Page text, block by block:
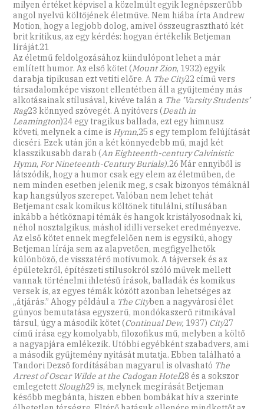
milyen értéket képvisel a közelmúlt egyik legnépszerűbb
angol nyelvű költőjének életműve. Nem hiába írta Andrew
Motion, hogy a legjobb dolog, amivel összeugrasztható két
brit kritikus, az egy kérdés: hogyan értékelik Betjeman
líráját.21
Az életmű feldolgozásához kiindulópont lehet a már
említett humor. Az első kötet (Mount Zion, 1932) egyik
darabja tipikusan ezt vetíti előre. A The City22 című vers
társadalomképe viszont ellentétben áll a gyűjtemény más
alkotásainak stílusával, kivéve talán a The ’Varsity Students’
Rag23 könnyed szövegét. A nyitóvers (Death in
Leamington)24 egy tragikus ballada, ezt egy himnusz
követi, melynek a címe is Hymn,25 s egy templom felújítását
dicséri. Ezek után jön a két könnyedebb mű, majd két
klasszikusabb darab (An Eighteenth-century Calvinistic
Hymn, For Nineteenth-Century Burials).26 Már ennyiből is
látszódik, hogy a humor csak egy elem az életműben, de
nem minden esetben jelenik meg, s csak bizonyos témáknál
kap hangsúlyos szerepet. Valóban nem lehet tehát
Betjemant csak komikus költőnek titulálni, stílusában
inkább a hétköznapi témák és hangok kristályosodnak ki,
néhol nosztalgikus, máshol idilli verseket eredményezve.
Az első kötet ennek megfelelően nem is egysíkú, ahogy
Betjeman lírája sem az alapvetően, megfigyelhetők
különböző, de visszatérő motívumok. A tájversek és az
épületekről, építészeti stílusokról szóló művek mellett
vannak történelmi ihletésű írások, balladák és komikus
versek is, az egyes témák között azonban lehetséges az
„átjárás.” Ahogy például a The Cityben a nagyvárosi élet
gúnyos bemutatása egyszerű, mondókaszerű ritmikával
társul, úgy a második kötet (Continual Dew, 1937) City27
című írása egy komolyabb, filozofikus mű, melyben a költő
a nagyapjára emlékezik. Utóbbi egyébként szabadvers, ami
a második gyűjtemény nyitását mutatja. Ebben található a
Tandori Dezső fordításában magyarul is olvasható The
Arrest of Oscar Wilde at the Cadogan Hotel28 és a sokszor
emlegetett Slough29 is, melynek megírását Betjeman
később megbánta, hiszen ebben bombákat hív a szerinte